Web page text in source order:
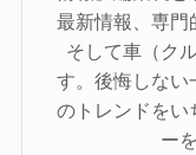
最新情報、専門
そして車（ク
す。後悔しな
のトレンドをい
ー